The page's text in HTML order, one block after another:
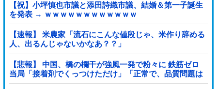
【祝】小坪慎也市議と添田詩織市議、結婚＆第一子誕生
を発表 → ｗｗｗｗｗｗｗｗｗｗｗｗ
【速報】 米農家「流石にこんな値段じゃ、米作り辞める
人、出るんじゃないかなあ？？」
【悲報】 中国、橋の欄干が強風一発で粉々に 鉄筋ゼロ
当局「接着剤でくっつけただけ」「正常で、品質問題は
ない」